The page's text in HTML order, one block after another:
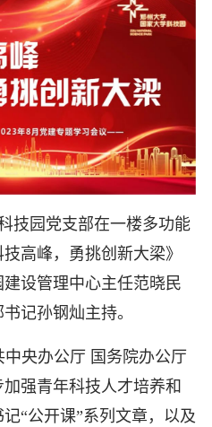
技园党支部在一楼多功能
高峰，勇挑创新大梁》
设管理中心主任范晓民
记孙钢灿主持。
央办公厅 国务院办公厅
强青年科技人才培养和
“公开课”系列文章，以及